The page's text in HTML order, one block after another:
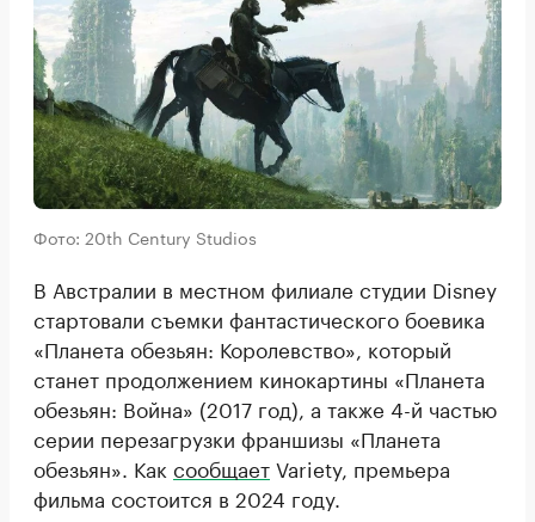
Фото: 20th Century Studios
В Австралии в местном филиале студии Disney
стартовали съемки фантастического боевика
«Планета обезьян: Королевство», который
станет продолжением кинокартины «Планета
обезьян: Война» (2017 год), а также 4-й частью
серии перезагрузки франшизы «Планета
обезьян». Как сообщаетVariety, премьера
фильма состоится в 2024 году.